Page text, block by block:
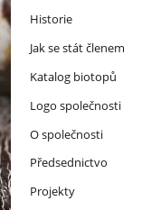
Historie
Jak se stát členem
Katalog biotopů
Logo společnosti
O společnosti
Předsednictvo
Projekty